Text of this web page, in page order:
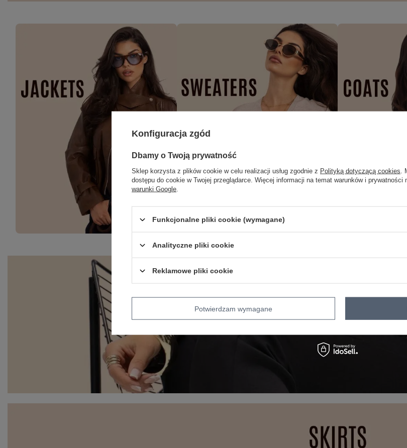
Konfiguracja zgód
Dbamy o Twoją prywatność
Sklep korzysta z plików cookie w celu realizacji usług zgodnie z Polityką dotyczącą cookies
dostępu do cookie w Twojej przeglądarce. Więcej informacji na temat warunków i
warunki Google
Funkcjonalne pliki cookie (wymagane)
Analityczne pliki cookie
Reklamowe pliki cookie
Potwierdzam wymagane